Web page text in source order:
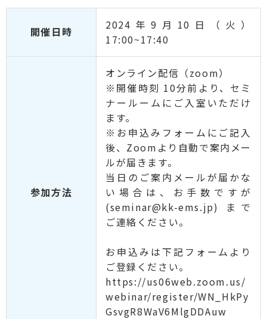
開催日時
2024年9月10日（火）
17:00~17:40
参加方法
オンライン配信（zoom）
※開催時刻 10分前より、セミ
ナールームにご入室いただけ
ます。
※お申込みフォームにご記入
後、Zoomより自動で案内メー
ルが届きます。
当日のご案内メールが届かな
い場合は、お手数ですが
(seminar@kk-ems.jp) まで
ご連絡ください。
お申込みは下記フォームより
ご登録ください。
https://us06web.zoom.us/
webinar/register/WN_HkPy
GsvgR8WaV6MlgDDAuw